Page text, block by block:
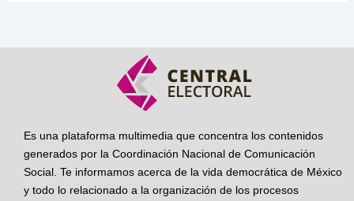
Es una plataforma multimedia que concentra los contenidos
generados por la Coordinación Nacional de Comunicación
Social. Te informamos acerca de la vida democrática de México
y todo lo relacionado a la organización de los procesos